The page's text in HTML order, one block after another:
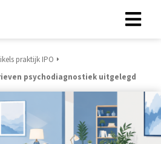
praktijk IPO
psychodiagnostiek uitgelegd